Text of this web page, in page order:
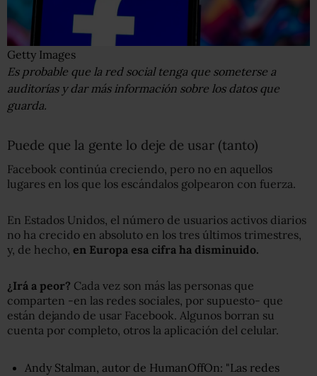
Getty Images
Es probable que la red social tenga que someterse a
auditorías y dar más información sobre los datos que
guarda.
Puede que la gente lo deje de usar (tanto)
Facebook continúa creciendo, pero no en aquellos
lugares en los que los escándalos golpearon con fuerza.
En Estados Unidos, el número de usuarios activos diarios
no ha crecido en absoluto en los tres últimos trimestres,
y, de hecho, en Europa esa cifra ha disminuido.
¿Irá a peor? Cada vez son más las personas que
comparten -en las redes sociales, por supuesto- que
están dejando de usar Facebook. Algunos borran su
cuenta por completo, otros la aplicación del celular.
Andy Stalman, autor de HumanOffOn: "Las redes